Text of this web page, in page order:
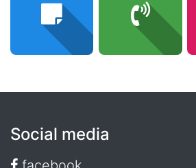
Social media